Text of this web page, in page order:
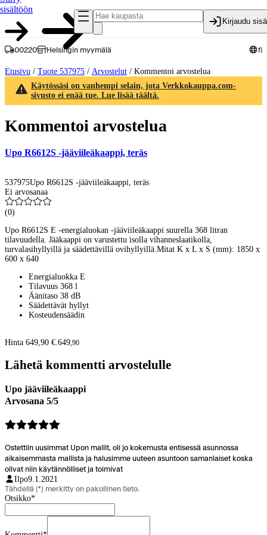
sisältöön
Kirjaudu
00220 Helsingin myymälä fi
Etusivu / Tuote 537975 / Arvostelut / Kommentoi arvostelua
Käytössäsi on vanhempi selain, jota Verkkokauppa.com-
sivusto ei enää tue. Lue lisää täältä.
Kommentoi arvostelua
Upo R6612S -jääviileäkaappi, teräs
537975Upo R6612S -jääviileäkaappi, teräs
Ei arvosanaa
(0)
Upo R6612S E -energialuokan -jääviileäkaappi suurella 368 litran
tilavuudella. Jääkaappi on varustettu isolla vihanneslaatikolla,
turvalasihyllyillä ja säädettävillä ovihyllyillä.Mitat K x L x S (mm): 1850 x
600 x 640
Energialuokka E
Tilavuus 368 l
Äänitaso 38 dB
Säädettävät hyllyt
Kosteudensäädin
Hinta 649,90 €. 649,90
Lähetä kommentti arvostelulle
Upo jääviileäkaappi
Arvosana 5/5
Ostettiin uusimmat Upon mallit, oli jo kokemusta entisessä asunnossa
aikaisemmasta mallista ja halusimme uuteen asuntoon samanlaiset koska
olivat niin käytännölliset ja toimivat
Ilpo9.1.2021
Tähdellä (*) merkitty on pakollinen tieto.
Otsikko*